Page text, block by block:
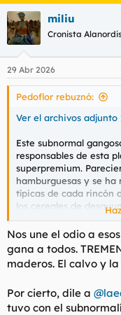
a
c
c
i
e
s
miliu
Cronista
29 Abr 2026
Pedoflor rebuznó:
Ver el archivos adjunto
Este subnormal
responsables de esta
superpremium.
hamburguesas y se
típicas de cada rincón
los cereales de
Monster. Me parece
excedencia.
Pero con el que de
que de la local,
con cara de yonki y
afortunadamente, no
Nos une el odio a
gana a todos.
maderos. El calvo y
Por cierto, dile a
tuvo con el